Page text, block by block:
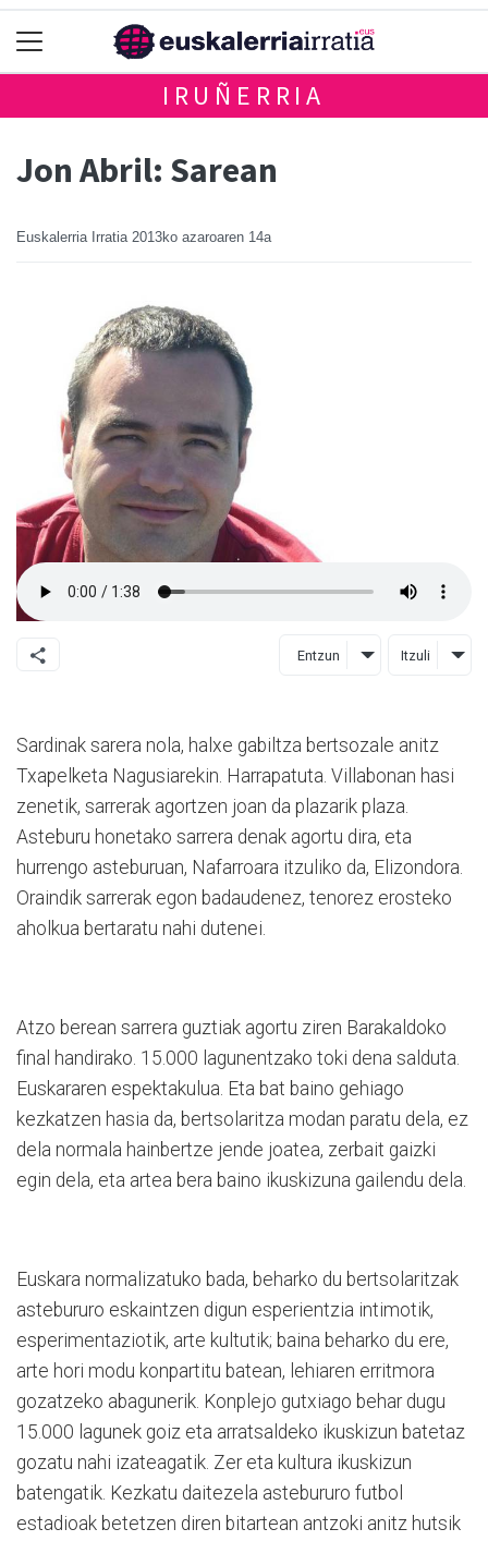
IRUÑERRIA
Jon Abril: Sarean
Euskalerria Irratia 2013ko azaroaren 14a
Entzun Itzuli
Sardinak sarera nola, halxe gabiltza bertsozale anitz
Txapelketa Nagusiarekin. Harrapatuta. Villabonan hasi
zenetik, sarrerak agortzen joan da plazarik plaza.
Asteburu honetako sarrera denak agortu dira, eta
hurrengo asteburuan, Nafarroara itzuliko da, Elizondora.
Oraindik sarrerak egon badaudenez, tenorez erosteko
aholkua bertaratu nahi dutenei.
Atzo berean sarrera guztiak agortu ziren Barakaldoko
final handirako. 15.000 lagunentzako toki dena salduta.
Euskararen espektakulua. Eta bat baino gehiago
kezkatzen hasia da, bertsolaritza modan paratu dela, ez
dela normala hainbertze jende joatea, zerbait gaizki
egin dela, eta artea bera baino ikuskizuna gailendu dela.
Euskara normalizatuko bada, beharko du bertsolaritzak
astebururo eskaintzen digun esperientzia intimotik,
esperimentaziotik, arte kultutik; baina beharko du ere,
arte hori modu konpartitu batean, lehiaren erritmora
gozatzeko abagunerik. Konplejo gutxiago behar dugu
15.000 lagunek goiz eta arratsaldeko ikuskizun batetaz
gozatu nahi izateagatik. Zer eta kultura ikuskizun
batengatik. Kezkatu daitezela astebururo futbol
estadioak betetzen diren bitartean antzoki anitz hutsik